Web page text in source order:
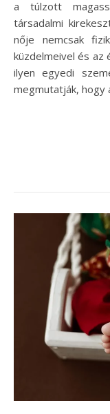
a túlzott
társadalmi
nője nemcsak
küzdelmeivel és az
ilyen egyedi
megmutatják, hogy